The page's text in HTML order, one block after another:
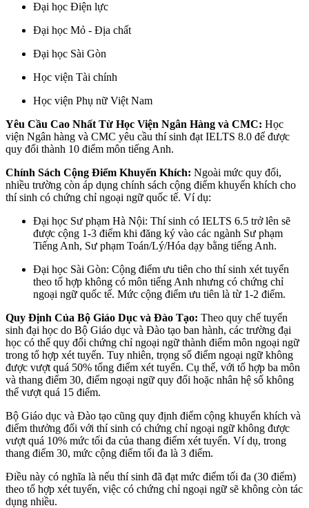
Đại học Điện lực
Đại học Mỏ - Địa chất
Đại học Sài Gòn
Học viện Tài chính
Học viện Phụ nữ Việt Nam
Yêu Cầu Cao Nhất Từ Học Viện Ngân Hàng và CMC: Học
viện Ngân hàng và CMC yêu cầu thí sinh đạt IELTS 8.0 để được
quy đổi thành 10 điểm môn tiếng Anh.
Chính Sách Cộng Điểm Khuyến Khích: Ngoài mức quy đổi,
nhiều trường còn áp dụng chính sách cộng điểm khuyến khích cho
thí sinh có chứng chỉ ngoại ngữ quốc tế. Ví dụ:
Đại học Sư phạm Hà Nội: Thí sinh có IELTS 6.5 trở lên sẽ
được cộng 1-3 điểm khi đăng ký vào các ngành Sư phạm
Tiếng Anh, Sư phạm Toán/Lý/Hóa dạy bằng tiếng Anh.
Đại học Sài Gòn: Cộng điểm ưu tiên cho thí sinh xét tuyển
theo tổ hợp không có môn tiếng Anh nhưng có chứng chỉ
ngoại ngữ quốc tế. Mức cộng điểm ưu tiên là từ 1-2 điểm.
Quy Định Của Bộ Giáo Dục và Đào Tạo: Theo quy chế tuyển
sinh đại học do Bộ Giáo dục và Đào tạo ban hành, các trường đại
học có thể quy đổi chứng chỉ ngoại ngữ thành điểm môn ngoại ngữ
trong tổ hợp xét tuyển. Tuy nhiên, trọng số điểm ngoại ngữ không
được vượt quá 50% tổng điểm xét tuyển. Cụ thể, với tổ hợp ba môn
và thang điểm 30, điểm ngoại ngữ quy đổi hoặc nhân hệ số không
thể vượt quá 15 điểm.
Bộ Giáo dục và Đào tạo cũng quy định điểm cộng khuyến khích và
điểm thưởng đối với thí sinh có chứng chỉ ngoại ngữ không được
vượt quá 10% mức tối đa của thang điểm xét tuyển. Ví dụ, trong
thang điểm 30, mức cộng điểm tối đa là 3 điểm.
Điều này có nghĩa là nếu thí sinh đã đạt mức điểm tối đa (30 điểm)
theo tổ hợp xét tuyển, việc có chứng chỉ ngoại ngữ sẽ không còn tác
dụng nhiều.